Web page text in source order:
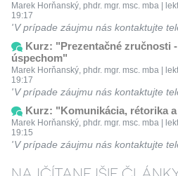
Marek Horňanský, phdr. mgr. msc. mba |
19:17
V prípade záujmu nás kontaktujte
Kurz: "Prezentačné zručnosti
úspechom"
Marek Horňanský, phdr. mgr. msc. mba |
19:17
V prípade záujmu nás kontaktujte
Kurz: "Komunikácia, rétorika
Marek Horňanský, phdr. mgr. msc. mba |
19:15
V prípade záujmu nás kontaktujte